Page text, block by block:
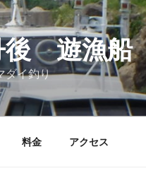
後 遊漁船
ダイ釣り
料金 アクセス